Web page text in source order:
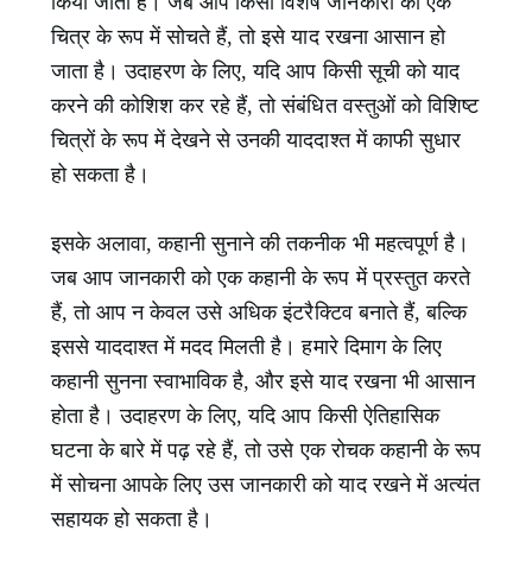
चित्र के रूप में सोचते हैं, तो इसे याद रखना आसान हो
जाता है। उदाहरण के लिए, यदि आप किसी सूची को याद
करने की कोशिश कर रहे हैं, तो संबंधित वस्तुओं को विशिष्ट
चित्रों के रूप में देखने से उनकी याददाश्त में काफी सुधार
हो सकता है।
इसके अलावा, कहानी सुनाने की तकनीक भी महत्वपूर्ण है।
जब आप जानकारी को एक कहानी के रूप में प्रस्तुत करते
हैं, तो आप न केवल उसे अधिक इंटरैक्टिव बनाते हैं, बल्कि
इससे याददाश्त में मदद मिलती है। हमारे दिमाग के लिए
कहानी सुनना स्वाभाविक है, और इसे याद रखना भी आसान
होता है। उदाहरण के लिए, यदि आप किसी ऐतिहासिक
घटना के बारे में पढ़ रहे हैं, तो उसे एक रोचक कहानी के रूप
में सोचना आपके लिए उस जानकारी को याद रखने में अत्यंत
सहायक हो सकता है।